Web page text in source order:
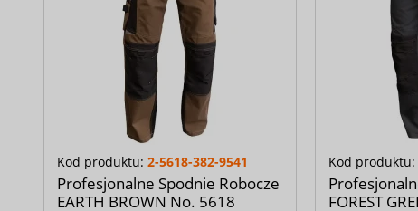
Kod produktu: 2-5618-382-9541
Profesjonalne Spodnie Robocze
EARTH BROWN No. 5618
Kod produktu:
FOREST